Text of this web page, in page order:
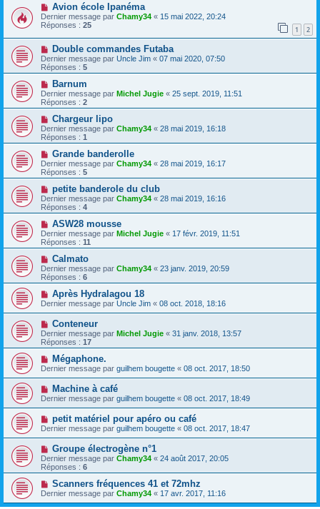
Avion école Ipanéma
Dernier message par Chamy34 « 15 mai 2022, 20:24
Réponses : 25 1 2
Double commandes Futaba
Dernier message par Uncle Jim « 07 mai 2020, 07:50
Réponses : 5
Barnum
Dernier message par Michel Jugie « 25 sept. 2019, 11:51
Réponses : 2
Chargeur lipo
Dernier message par Chamy34 « 28 mai 2019, 16:18
Réponses : 1
Grande banderolle
Dernier message par Chamy34 « 28 mai 2019, 16:17
Réponses : 5
petite banderole du club
Dernier message par Chamy34 « 28 mai 2019, 16:16
Réponses : 4
ASW28 mousse
Dernier message par Michel Jugie « 17 févr. 2019, 11:51
Réponses : 11
Calmato
Dernier message par Chamy34 « 23 janv. 2019, 20:59
Réponses : 6
Après Hydralagou 18
Dernier message par Uncle Jim « 08 oct. 2018, 18:16
Conteneur
Dernier message par Michel Jugie « 31 janv. 2018, 13:57
Réponses : 17
Mégaphone.
Dernier message par guilhem bougette « 08 oct. 2017, 18:50
Machine à café
Dernier message par guilhem bougette « 08 oct. 2017, 18:49
petit matériel pour apéro ou café
Dernier message par guilhem bougette « 08 oct. 2017, 18:47
Groupe électrogène n°1
Dernier message par Chamy34 « 24 août 2017, 20:05
Réponses : 6
Scanners fréquences 41 et 72mhz
Dernier message par Chamy34 « 17 avr. 2017, 11:16